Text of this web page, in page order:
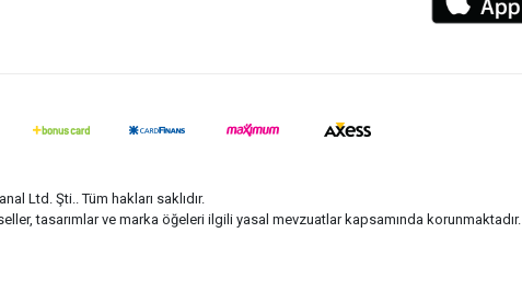
Ltd. Şti.. Tüm hakları saklıdır.
tasarımlar ve marka öğeleri ilgili yasal mevzuatlar kapsamında korunmaktadır.